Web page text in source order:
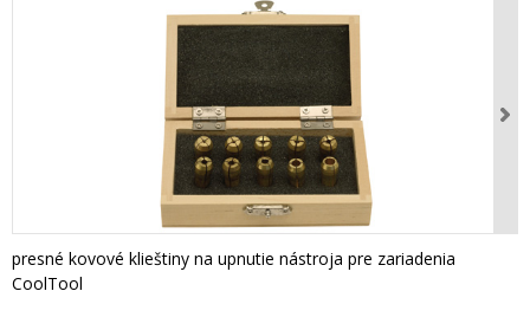
presné kovové klieštiny na upnutie nástroja pre zariadenia
CoolTool